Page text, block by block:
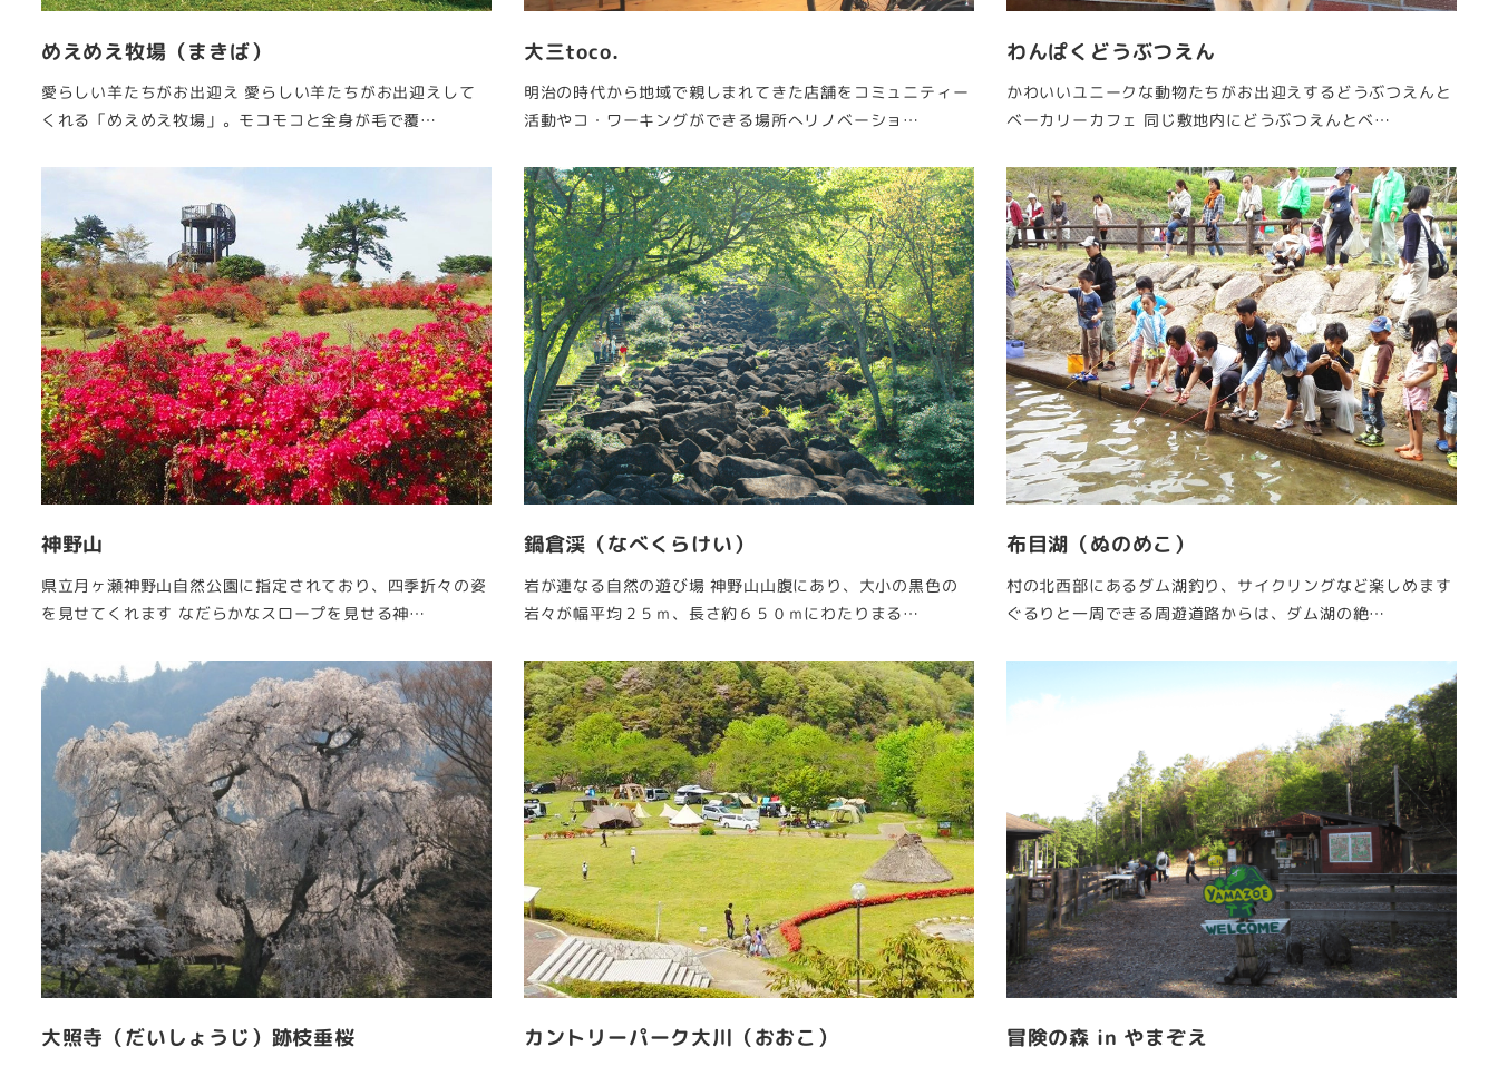
めえめえ牧場（まきば）
愛らしい羊たちがお出迎え 愛らしい羊たちがお出迎えして
くれる「めえめえ牧場」。モコモコと全身が毛で覆…
大三toco.
明治の時代から地域で親しまれてきた店舗をコミュニティー
活動やコ・ワーキングができる場所へリノベーショ…
わんぱくどうぶつえん
かわいいユニークな動物たちがお出迎えするどうぶつえんと
ベーカリーカフェ 同じ敷地内にどうぶつえんとベ…
神野山
県立月ヶ瀬神野山自然公園に指定されており、四季折々の姿
を見せてくれます なだらかなスロープを見せる神…
鍋倉渓（なべくらけい）
岩が連なる自然の遊び場 神野山山腹にあり、大小の黒色の
岩々が幅平均２５ｍ、長さ約６５０ｍにわたりまる…
布目湖（ぬのめこ）
村の北西部にあるダム湖釣り、サイクリングなど楽しめます
ぐるりと一周できる周遊道路からは、ダム湖の絶…
大照寺（だいしょうじ）跡枝垂桜 カントリーパーク大川（おおこ） 冒険の森 in やまぞえ